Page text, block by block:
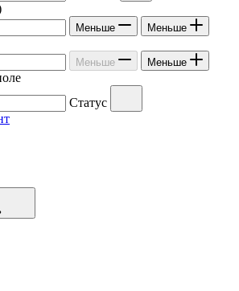
Меньше Меньше
Меньше Меньше
Статус